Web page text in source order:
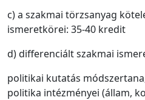
c) a szakmai törzsanyag
ismeretkörei: 35-40 kredit
d) differenciált szakmai
politikai kutatás
politika intézményei (állam,